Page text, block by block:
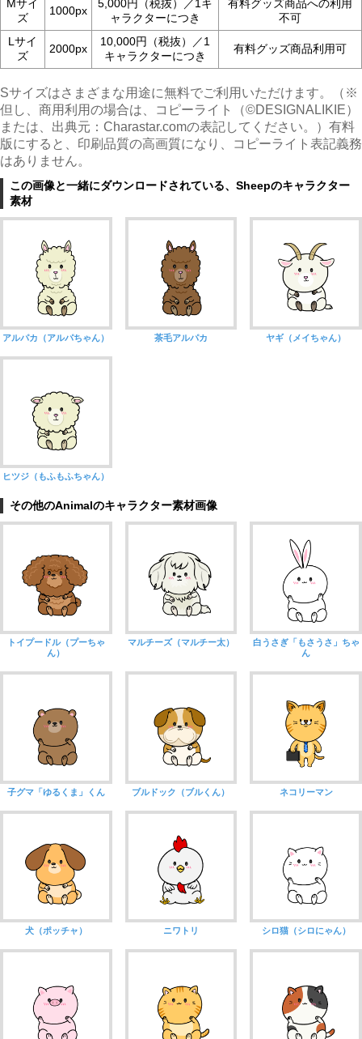
Mサイ
ズ
1000px
5,000円（税抜）／1キ
ャラクターにつき
有料グッズ商品への利用
不可
Lサイ
ズ
2000px
10,000円（税抜）／1
キャラクターにつき
有料グッズ商品利用可
Sサイズはさまざまな用途に無料でご利用いただけます。（※
但し、商用利用の場合は、コピーライト（©︎DESIGNALIKIE）
または、出典元：Charastar.comの表記してください。）有料
版にすると、印刷品質の高画質になり、コピーライト表記義務
はありません。
この画像と一緒にダウンロードされている、Sheepのキャラクター
素材
アルパカ（アルパちゃん） 茶毛アルパカ ヤギ（メイちゃん）
ヒツジ（もふもふちゃん）
その他のAnimalのキャラクター素材画像
トイプードル（プーちゃ
ん）
マルチーズ（マルチー太）
白うさぎ「もさうさ」ちゃ
ん
子グマ「ゆるくま」くん ブルドック（ブルくん） ネコリーマン
犬（ポッチャ） ニワトリ シロ猫（シロにゃん）